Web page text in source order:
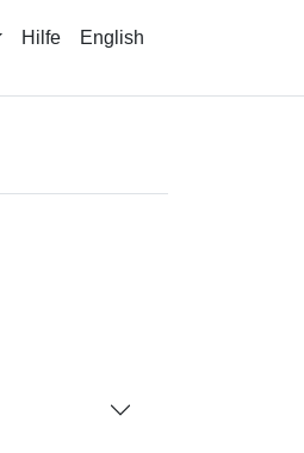
Hilfe English